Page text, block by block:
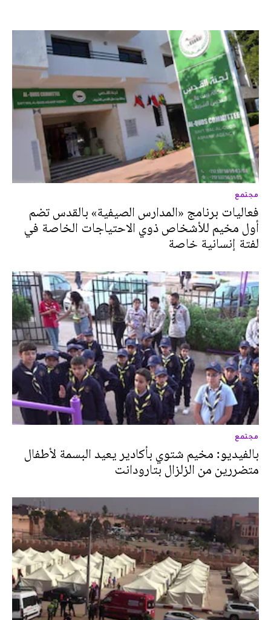
مجتمع
فعاليات برنامج «المدارس الصيفية» بالقدس تضم
أول مخيم للأشخاص ذوي الاحتياجات الخاصة في
لفتة إنسانية خاصة
مجتمع
بالفيديو: مخيم شتوي بأكادير يعيد البسمة لأطفال
متضررين من الزلزال بتارودانت